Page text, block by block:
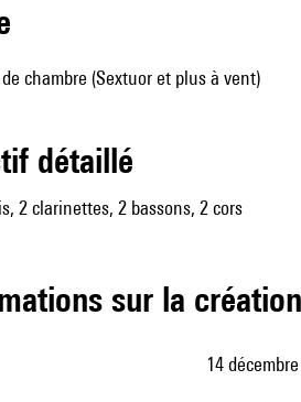
chambre (Sextuor et plus à vent)
détaillé
2 clarinettes, 2 bassons, 2 cors
sur la création
14